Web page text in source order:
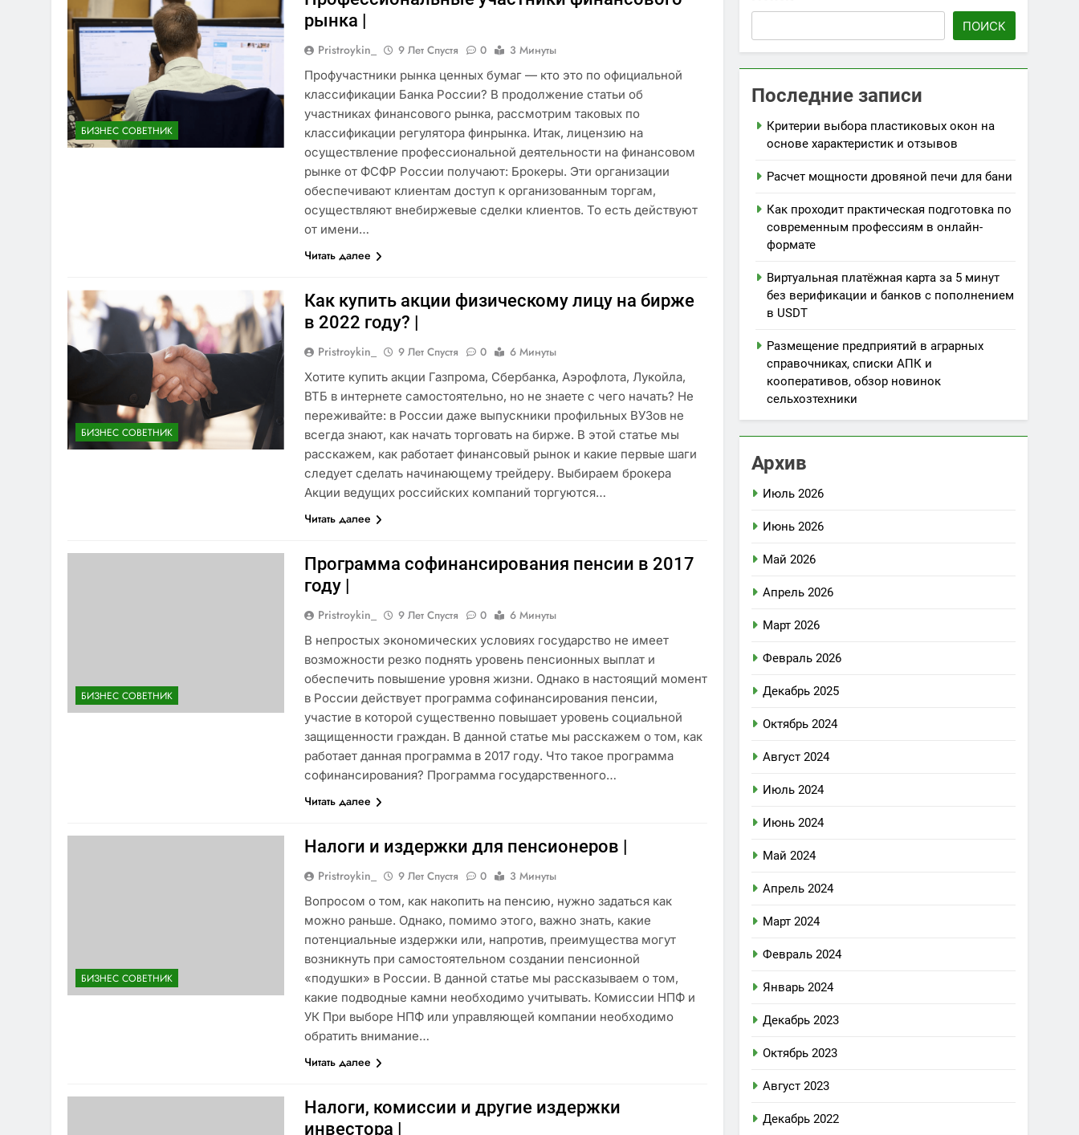
БИЗНЕС СОВЕТНИК
рынка |
Pristroykin_ 9 Лет Спустя 0
3 Минуты
Профучастники рынка ценных бумаг — кто это по официальной
классификации Банка России? В продолжение статьи об
участниках финансового рынка, рассмотрим таковых по
классификации регулятора финрынка. Итак, лицензию на
осуществление профессиональной деятельности на финансовом
рынке от ФСФР России получают: Брокеры. Эти организации
обеспечивают клиентам доступ к организованным торгам,
осуществляют внебиржевые сделки клиентов. То есть действуют
от имени…
Читать далее
БИЗНЕС СОВЕТНИК
Как купить акции физическому лицу на бирже
в 2022 году? |
Pristroykin_ 9 Лет Спустя 0
6 Минуты
Хотите купить акции Газпрома, Сбербанка, Аэрофлота, Лукойла,
ВТБ в интернете самостоятельно, но не знаете с чего начать? Не
переживайте: в России даже выпускники профильных ВУЗов не
всегда знают, как начать торговать на бирже. В этой статье мы
расскажем, как работает финансовый рынок и какие первые шаги
следует сделать начинающему трейдеру. Выбираем брокера
Акции ведущих российских компаний торгуются…
Читать далее
БИЗНЕС СОВЕТНИК
Программа софинансирования пенсии в 2017
году |
Pristroykin_ 9 Лет Спустя 0
6 Минуты
В непростых экономических условиях государство не имеет
возможности резко поднять уровень пенсионных выплат и
обеспечить повышение уровня жизни. Однако в настоящий момент
в России действует программа софинансирования пенсии,
участие в которой существенно повышает уровень социальной
защищенности граждан. В данной статье мы расскажем о том, как
работает данная программа в 2017 году. Что такое программа
софинансирования? Программа государственного…
Читать далее
БИЗНЕС СОВЕТНИК
Налоги и издержки для пенсионеров |
Pristroykin_ 9 Лет Спустя 0
3 Минуты
Вопросом о том, как накопить на пенсию, нужно задаться как
можно раньше. Однако, помимо этого, важно знать, какие
потенциальные издержки или, напротив, преимущества могут
возникнуть при самостоятельном создании пенсионной
«подушки» в России. В данной статье мы рассказываем о том,
какие подводные камни необходимо учитывать. Комиссии НПФ и
УК При выборе НПФ или управляющей компании необходимо
обратить внимание…
Читать далее
Налоги, комиссии и другие издержки
инвестора |
ПОИСК
Последние записи
Критерии выбора пластиковых окон на
основе характеристик и отзывов
Расчет мощности дровяной печи для бани
Как проходит практическая подготовка по
современным профессиям в онлайн-
формате
Виртуальная платёжная карта за 5 минут
без верификации и банков с пополнением
в USDT
Размещение предприятий в аграрных
справочниках, списки АПК и
кооперативов, обзор новинок
сельхозтехники
Архив
Июль 2026
Июнь 2026
Май 2026
Апрель 2026
Март 2026
Февраль 2026
Декабрь 2025
Октябрь 2024
Август 2024
Июль 2024
Июнь 2024
Май 2024
Апрель 2024
Март 2024
Февраль 2024
Январь 2024
Декабрь 2023
Октябрь 2023
Август 2023
Декабрь 2022